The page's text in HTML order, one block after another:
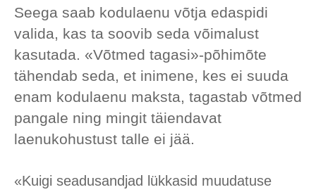
Seega saab kodulaenu võtja edaspidi
valida, kas ta soovib seda võimalust
kasutada. «Võtmed tagasi»-põhimõte
tähendab seda, et inimene, kes ei suuda
enam kodulaenu maksta, tagastab võtmed
pangale ning mingit täiendavat
laenukohustust talle ei jää.
«Kuigi seadusandjad lükkasid muudatuse